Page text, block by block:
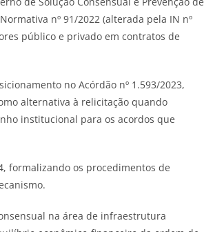
nº 91/2022 (alterada pela IN nº
público e privado em contratos de
no Acórdão nº 1.593/2023,
alternativa à relicitação quando
institucional para os acordos que
formalizando os procedimentos de
na área de infraestrutura